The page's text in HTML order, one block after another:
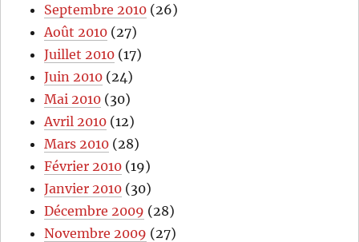
Septembre 2010 (26)
Août 2010 (27)
Juillet 2010 (17)
Juin 2010 (24)
Mai 2010 (30)
Avril 2010 (12)
Mars 2010 (28)
Février 2010 (19)
Janvier 2010 (30)
Décembre 2009 (28)
Novembre 2009 (27)